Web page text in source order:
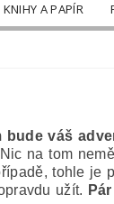
KNIHY A PAPÍR
váš
na tom
tohle je
užít.